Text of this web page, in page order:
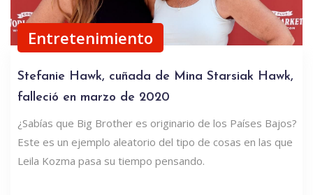
Entretenimiento
Stefanie Hawk, cuñada de Mina Starsiak Hawk,
falleció en marzo de 2020
¿Sabías que Big Brother es originario de los Países Bajos?
Este es un ejemplo aleatorio del tipo de cosas en las que
Leila Kozma pasa su tiempo pensando.